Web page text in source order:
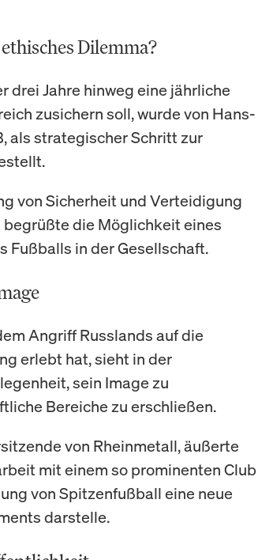
Dilemma?
drei Jahre hinweg eine jährliche
zusichern soll, wurde von Hans-
als strategischer Schritt zur
von Sicherheit und Verteidigung
begrüßte die Möglichkeit eines
Fußballs in der Gesellschaft.
Angriff Russlands auf die
erlebt hat, sieht in der
sein Image zu
Bereiche zu erschließen.
von Rheinmetall, äußerte
mit einem so prominenten Club
von Spitzenfußball eine neue
darstelle.